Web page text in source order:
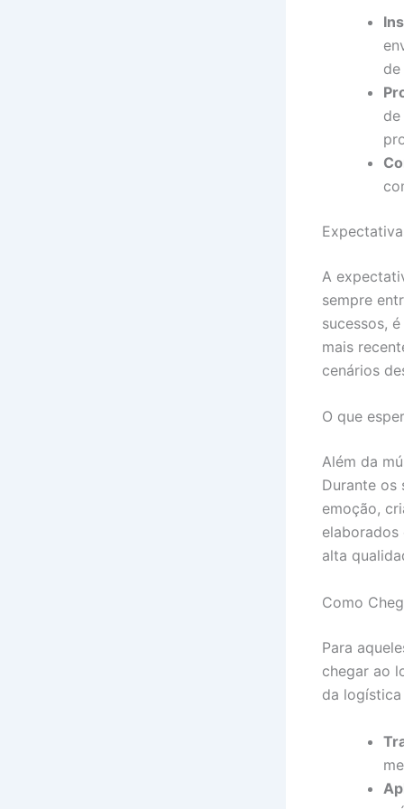
A
sempre
sucessos,
mais
cenários
O que
Além da
Durante os
emoção,
elaborados
alta
Como
Para
chegar ao
da